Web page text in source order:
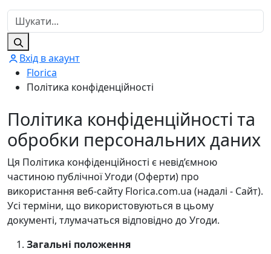
Вхід в акаунт
Florica
Політика конфіденційності
Політика конфіденційності та
обробки персональних даних
Ця Політика конфіденційності є невід’ємною
частиною публічної Угоди (Оферти) про
використання веб-сайту Florica.com.ua (надалі - Сайт).
Усі терміни, що використовуються в цьому
документі, тлумачаться відповідно до Угоди.
Загальні положення